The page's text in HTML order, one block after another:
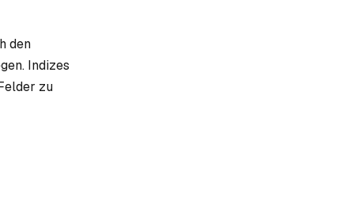
den
Indizes
zu